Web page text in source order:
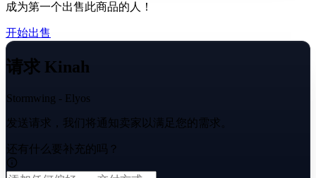
成为第一个出售此商品的人！
开始出售
请求 Kinah
Stormwing - Elyos
发送请求，我们将通知卖家以满足您的需求。
还有什么要补充的吗？